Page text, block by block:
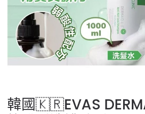
韓國🇰🇷EVAS